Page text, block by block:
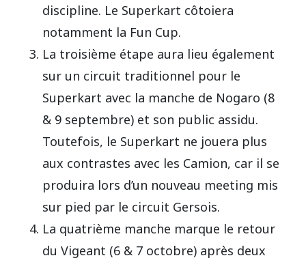
discipline. Le Superkart côtoiera
notamment la Fun Cup.
La troisième étape aura lieu également
sur un circuit traditionnel pour le
Superkart avec la manche de Nogaro (8
& 9 septembre) et son public assidu.
Toutefois, le Superkart ne jouera plus
aux contrastes avec les Camion, car il se
produira lors d’un nouveau meeting mis
sur pied par le circuit Gersois.
La quatrième manche marque le retour
du Vigeant (6 & 7 octobre) après deux